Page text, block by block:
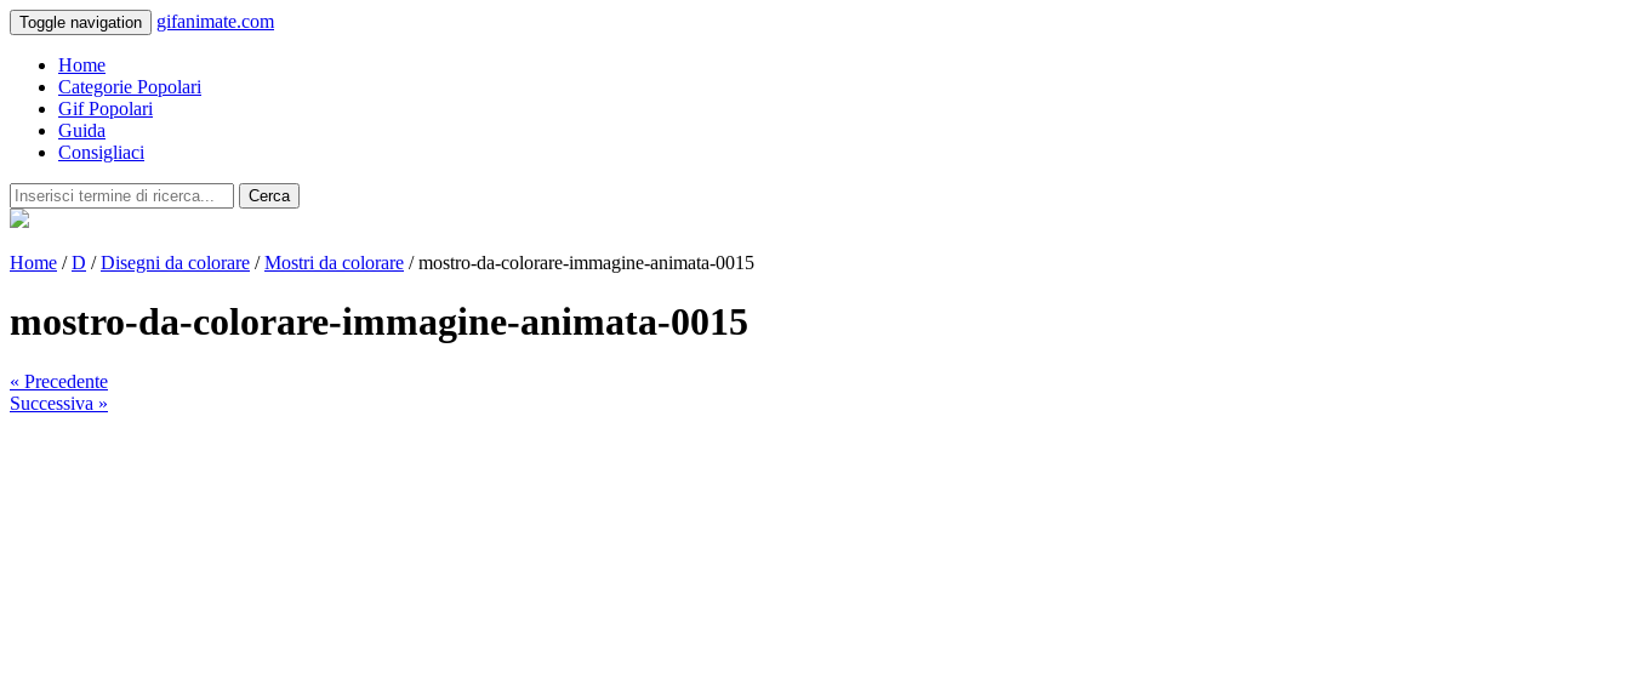
Toggle navigation gifanimate.com
Home
Categorie Popolari
Gif Popolari
Guida
Consigliaci
Cerca
Home /D /Disegni da colorare /Mostri da colorare / mostro-da-colorare-immagine-animata-0015
mostro-da-colorare-immagine-animata-0015
« Precedente
Successiva »